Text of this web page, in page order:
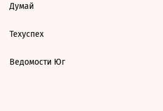
Думай
Техуспех
Ведомости Юг